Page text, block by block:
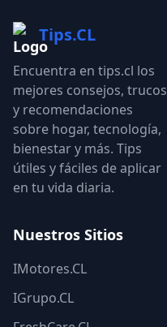
Tips.CL
Encuentra en tips.cl los
mejores consejos, trucos
y recomendaciones
sobre hogar, tecnología,
bienestar y más. Tips
útiles y fáciles de aplicar
en tu vida diaria.
Nuestros Sitios
IMotores.CL
IGrupo.CL